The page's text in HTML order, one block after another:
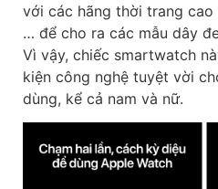
với các hãng thời trang cao
… để cho ra các mẫu dây
Vì vậy, chiếc smartwatch
kiện công nghệ tuyệt vời
dùng, kể cả nam và nữ.